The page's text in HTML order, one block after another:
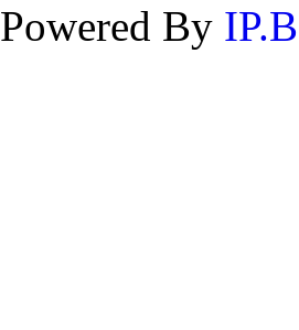
Powered By